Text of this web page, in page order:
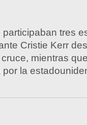
tres
Cristie Kerr
mientras
la